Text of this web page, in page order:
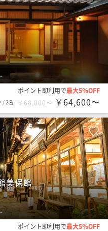
5
ポイント即利用で最大5％OFF
/2名 ￥68,000〜 ￥64,600〜
5
美保館
ポイント即利用で最大5％OFF